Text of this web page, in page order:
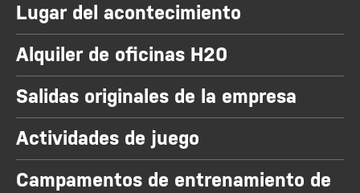
Lugar del acontecimiento
Alquiler de oficinas H20
Salidas originales de la empresa
Actividades de juego
Campamentos de entrenamiento de